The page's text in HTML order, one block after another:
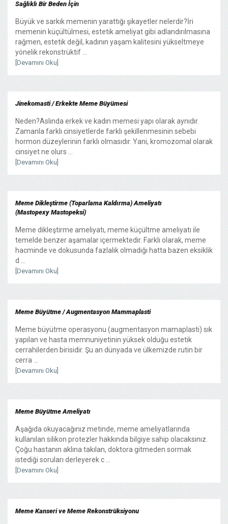
Sağlıklı Bir Beden İçin
Büyük ve sarkık memenin yarattığı şikayetler nelerdir?İri
memenin küçültülmesi, estetik ameliyat gibi adlandırılmasına
rağmen, estetik değil, kadının yaşam kalitesini yükseltmeye
yönelik rekonstrüktif ...
[Devamını Oku]
Jinekomasti / Erkekte Meme Büyümesi
Neden?Aslında erkek ve kadın memesi yapı olarak aynıdır.
Zamanla farklı cinsiyetlerde farklı şekillenmesinin sebebi
hormon düzeylerinin farklı olmasıdır. Yani, kromozomal olarak
cinsiyet ne olurs ...
[Devamını Oku]
Meme Dikleştirme (Toparlama Kaldırma) Ameliyatı
(Mastopexy Mastopeksi)
Meme dikleştirme ameliyatı, meme küçültme ameliyatı ile
temelde benzer aşamalar içermektedir. Farklı olarak, meme
hacminde ve dokusunda fazlalık olmadığı hatta bazen eksiklik
d ...
[Devamını Oku]
Meme Büyütme / Augmentasyon Mammaplasti
Meme büyütme operasyonu (augmentasyon mamaplasti) sık
yapılan ve hasta memnuniyetinin yüksek olduğu estetik
cerrahilerden birisidir. Şu an dünyada ve ülkemizde rutin bir
cerra ...
[Devamını Oku]
Meme Büyütme Ameliyatı
Aşağıda okuyacağınız metinde, meme ameliyatlarında
kullanılan silikon protezler hakkında bilgiye sahip olacaksınız.
Çoğu hastanın aklına takılan, doktora gitmeden sormak
istediği soruları derleyerek c ...
[Devamını Oku]
Meme Kanseri ve Meme Rekonstrüksiyonu